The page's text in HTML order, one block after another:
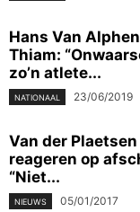
Hans Van
Thiam:
zo’n atlete...
NATIONAAL 23/06/2019
Van der
reageren op
“Niet...
NIEUWS 05/01/2017